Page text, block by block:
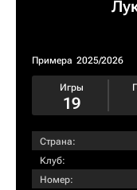
Примера 2025/2026
Игры
19
Страна:
Клуб:
Номер: